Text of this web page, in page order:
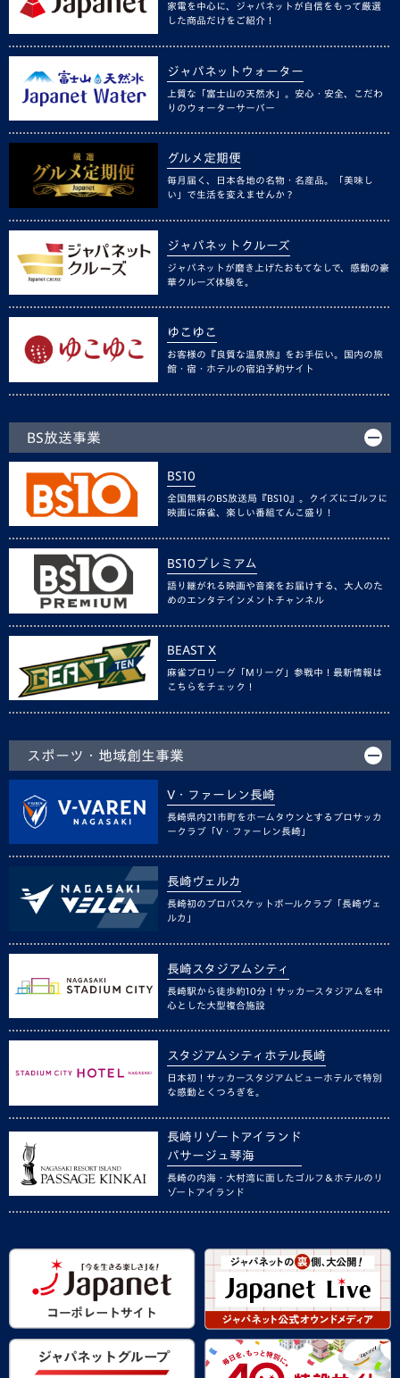
家電を中心に、ジャパネットが自信をもって厳選
した商品だけをご紹介！
ジャパネットウォーター
上質な「富士山の天然水」。安心・安全、こだわ
りのウォーターサーバー
グルメ定期便
毎月届く、日本各地の名物・名産品。「美味し
い」で生活を変えませんか？
ジャパネットクルーズ
ジャパネットが磨き上げたおもてなしで、感動の豪
華クルーズ体験を。
ゆこゆこ
お客様の『良質な温泉旅』をお手伝い。国内の旅
館・宿・ホテルの宿泊予約サイト
BS放送事業
BS10
全国無料のBS放送局『BS10』。クイズにゴルフに
映画に麻雀、楽しい番組てんこ盛り！
BS10プレミアム
語り継がれる映画や音楽をお届けする、大人のた
めのエンタテインメントチャンネル
BEAST X
麻雀プロリーグ「Mリーグ」参戦中！最新情報は
こちらをチェック！
スポーツ・地域創生事業
V・ファーレン長崎
長崎県内21市町をホームタウンとするプロサッカ
ークラブ「V・ファーレン長崎」
長崎ヴェルカ
長崎初のプロバスケットボールクラブ「長崎ヴェ
ルカ」
長崎スタジアムシティ
長崎駅から徒歩約10分！サッカースタジアムを中
心とした大型複合施設
スタジアムシティホテル長崎
日本初！サッカースタジアムビューホテルで特別
な感動とくつろぎを。
長崎リゾートアイランド
パサージュ琴海
長崎の内海・大村湾に面したゴルフ＆ホテルのリ
ゾートアイランド